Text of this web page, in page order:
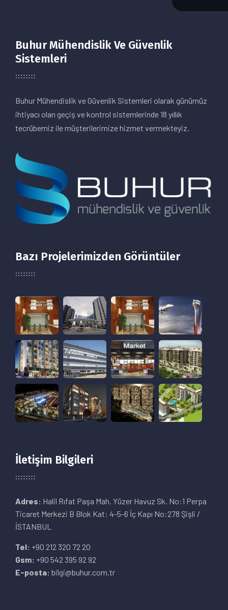
Buhur Mühendislik Ve Güvenlik
Sistemleri
Buhur Mühendislik ve Güvenlik Sistemleri olarak günümüz
ihtiyacı olan geçiş ve kontrol sistemlerinde 18 yıllık
tecrübemiz ile müşterilerimize hizmet vermekteyiz.
Bazı Projelerimizden Görüntüler
İletişim Bilgileri
Adres: Halil Rıfat Paşa Mah. Yüzer Havuz Sk. No:1 Perpa
Ticaret Merkezi B Blok Kat: 4-5-6 İç Kapı No:278 Şişli /
İSTANBUL
Tel: +90 212 320 72 20
Gsm: +90 542 395 92 92
E-posta: bilgi@buhur.com.tr